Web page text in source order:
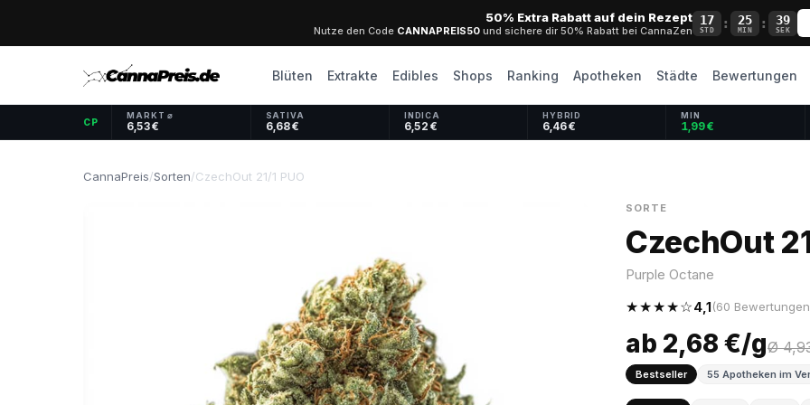
50% Extra Rabatt auf dein Rezept
Nutze den Code CANNAPREIS50 und sichere dir 50% Rabatt bei CannaZen
17
STD : 25
MIN : 38
SEK
Blüten Extrakte Edibles Shops Ranking Apotheken Städte Bewertungen
CP
MARKT ⌀
6,53 €
SATIVA
6,68 €
INDICA
6,52 €
HYBRID
6,46 €
MIN
1,99 €
CannaPreis/Sorten/CzechOut 21/1 PUO
SORTE
CzechOut
Purple Octane
★★★★☆4,1(60
ab 2,68 €/gØ
Bestseller 55 Apotheken im